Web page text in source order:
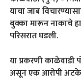
याचा जाब
बुक्का मारून नाकाचे
परिसरात घडली.
या प्रकरणी
असून एक आरोपी